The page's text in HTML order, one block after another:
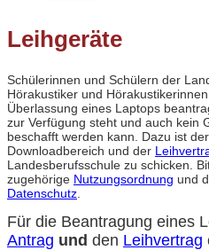
Leihgeräte
Schülerinnen und Schülern der
Hörakustiker und
Überlassung eines Laptops
zur Verfügung steht und auch kein
beschafft werden kann. Dazu ist der
Downloadbereich und der
Landesberufsschule zu schicken.
zugehörige Nutzungsordnung und
Datenschutz
Für die Beantragung eines
Antrag und den Leihvertrag